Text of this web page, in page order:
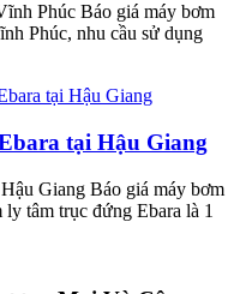
Phúc Báo giá máy bơm
Phúc, nhu cầu sử dụng
tại Hậu Giang
Giang Báo giá máy bơm
tâm trục đứng Ebara là 1